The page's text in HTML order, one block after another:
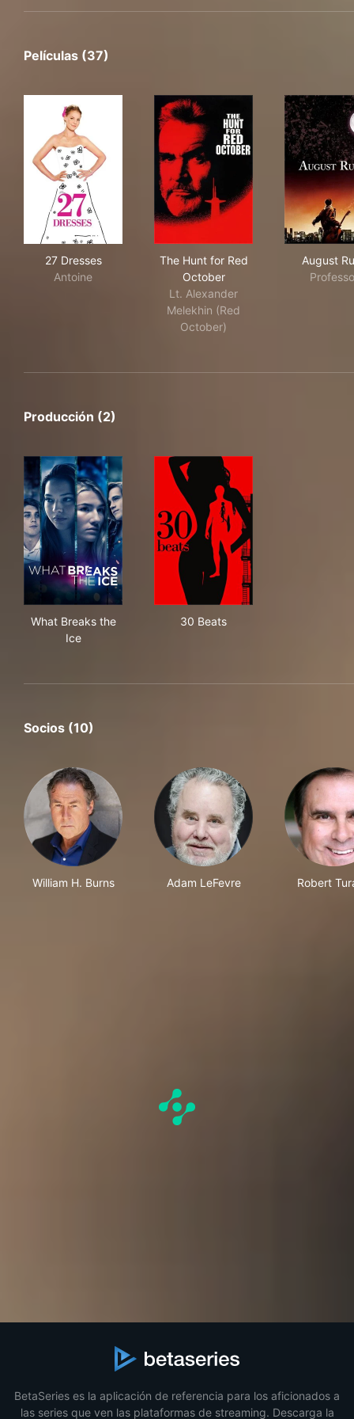
Películas (37)
27 Dresses
Antoine
The Hunt for Red
October
Lt. Alexander
Melekhin (Red
October)
August
Producción (2)
What Breaks the
Ice
30 Beats
Socios (10)
William H. Burns Adam LeFevre Robert
BetaSeries es la aplicación de referencia para los aficionados a
las series que ven las plataformas de streaming. Descarga la